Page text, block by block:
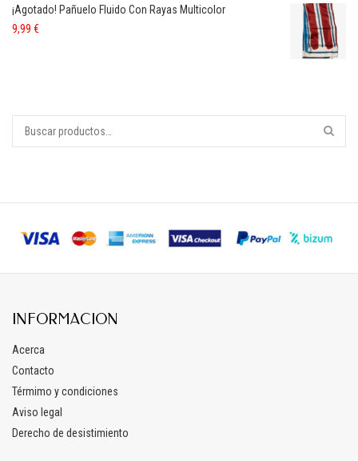
¡Agotado! Pañuelo Fluido Con Rayas Multicolor
9,99 €
INFORMACION
Acerca
Contacto
Térmimo y condiciones
Aviso legal
Derecho de desistimiento